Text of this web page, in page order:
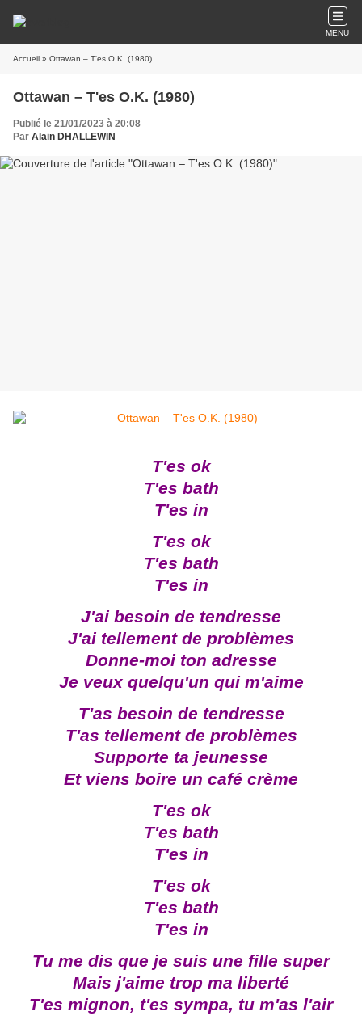
MENU
Accueil » Ottawan – T'es O.K. (1980)
Ottawan – T'es O.K. (1980)
Publié le 21/01/2023 à 20:08
Par Alain DHALLEWIN
T'es ok
T'es bath
T'es in
T'es ok
T'es bath
T'es in
J'ai besoin de tendresse
J'ai tellement de problèmes
Donne-moi ton adresse
Je veux quelqu'un qui m'aime
T'as besoin de tendresse
T'as tellement de problèmes
Supporte ta jeunesse
Et viens boire un café crème
T'es ok
T'es bath
T'es in
T'es ok
T'es bath
T'es in
Tu me dis que je suis une fille super
Mais j'aime trop ma liberté
T'es mignon, t'es sympa, tu m'as l'air